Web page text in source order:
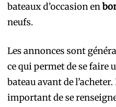
bateaux d’occasion en
neufs.
Les annonces sont
ce qui permet de se faire
bateau avant de
important de se